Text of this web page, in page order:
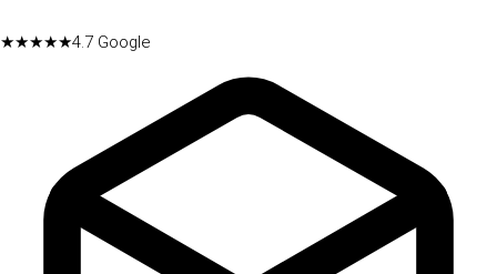
★★★★★4.7 Google